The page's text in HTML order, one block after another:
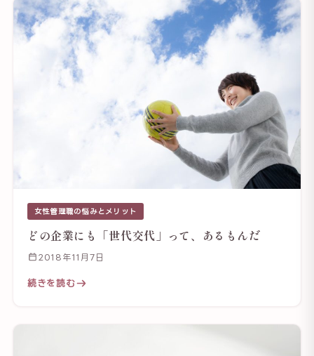
女性管理職の悩みとメリット
どの企業にも「世代交代」って、あるもんだ
2018年11月7日
続きを読む